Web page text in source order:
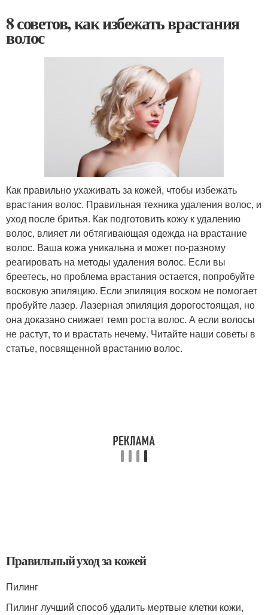
8 советов, как избежать врастания
волос
Как правильно ухаживать за кожей, чтобы избежать
врастания волос. Правильная техника удаления волос, и
уход после бритья. Как подготовить кожу к удалению
волос, влияет ли обтягивающая одежда на врастание
волос. Ваша кожа уникальна и может по-разному
реагировать на методы удаления волос. Если вы
бреетесь, но проблема врастания остается, попробуйте
восковую эпиляцию. Если эпиляция воском не помогает
пробуйте лазер. Лазерная эпиляция дорогостоящая, но
она доказано снижает темп роста волос. А если волосы
не растут, то и врастать нечему. Читайте наши советы в
статье, посвященной врастанию волос.
Правильный уход за кожей
Пилинг
Пилинг лучший способ удалить мертвые клетки кожи,